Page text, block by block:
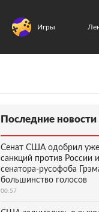
Игры
Последние новости
Сенат США одобрил
санкций против России
сенатора-русофоба
большинство голосов
00:57